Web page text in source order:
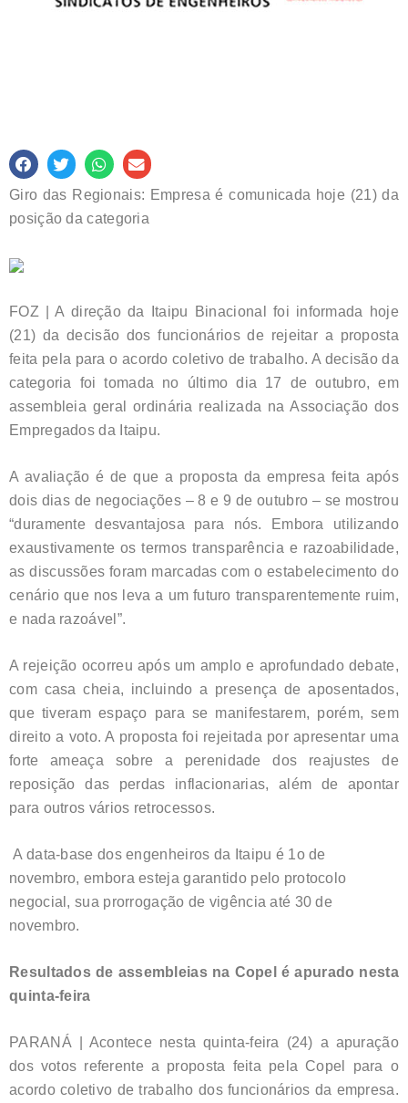
Giro das Regionais: Empresa é comunicada hoje (21) da
posição da categoria
FOZ | A direção da Itaipu Binacional foi informada hoje
(21) da decisão dos funcionários de rejeitar a proposta
feita pela para o acordo coletivo de trabalho. A decisão da
categoria foi tomada no último dia 17 de outubro, em
assembleia geral ordinária realizada na Associação dos
Empregados da Itaipu.
A avaliação é de que a proposta da empresa feita após
dois dias de negociações – 8 e 9 de outubro – se mostrou
“duramente desvantajosa para nós. Embora utilizando
exaustivamente os termos transparência e razoabilidade,
as discussões foram marcadas com o estabelecimento do
cenário que nos leva a um futuro transparentemente ruim,
e nada razoável”.
A rejeição ocorreu após um amplo e aprofundado debate,
com casa cheia, incluindo a presença de aposentados,
que tiveram espaço para se manifestarem, porém, sem
direito a voto. A proposta foi rejeitada por apresentar uma
forte ameaça sobre a perenidade dos reajustes de
reposição das perdas inflacionarias, além de apontar
para outros vários retrocessos.
A data-base dos engenheiros da Itaipu é 1o de
novembro, embora esteja garantido pelo protocolo
negocial, sua prorrogação de vigência até 30 de
novembro.
Resultados de assembleias na Copel é apurado nesta
quinta-feira
PARANÁ | Acontece nesta quinta-feira (24) a apuração
dos votos referente a proposta feita pela Copel para o
acordo coletivo de trabalho dos funcionários da empresa.